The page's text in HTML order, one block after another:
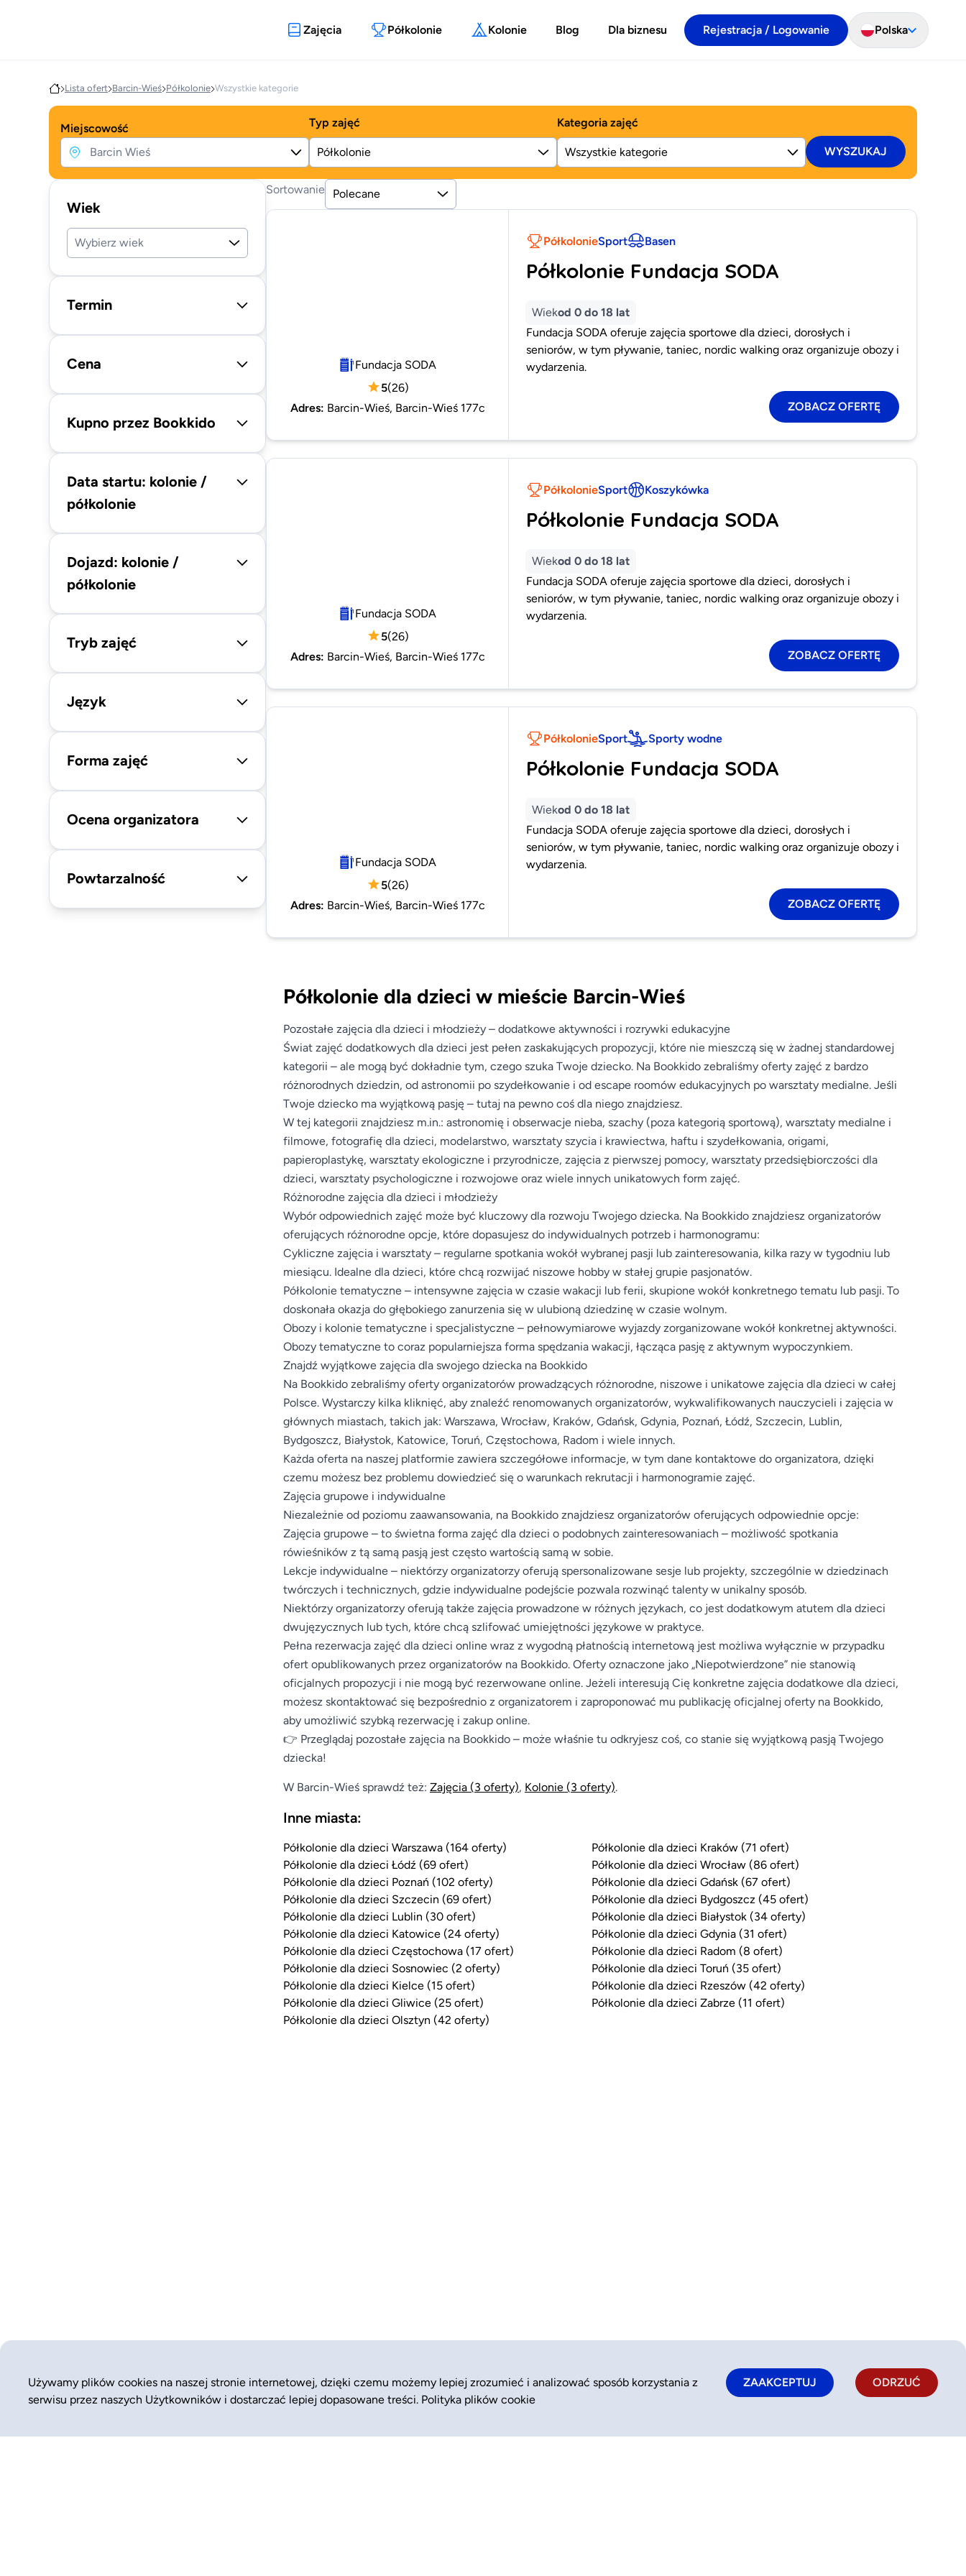
Zajęcia Półkolonie Kolonie Blog Dla biznesu Rejestracja / Logowanie Polska
Lista ofert Barcin-Wieś Półkolonie Wszystkie kategorie
Miejscowość Typ zajęć
Półkolonie
Kategoria zajęć
WYSZUKAJ
Wiek
Wybierz wiek
Termin
Cena
Kupno przez Bookkido
Data startu: kolonie /
półkolonie
Dojazd: kolonie /
półkolonie
Tryb zajęć
Język
Forma zajęć
Ocena organizatora
Powtarzalność
Sortowanie Polecane
Fundacja SODA
5(26)
Adres: Barcin-Wieś, Barcin-Wieś 177c
PółkolonieSport Basen
Półkolonie Fundacja SODA
Wiekod 0 do 18 lat
Fundacja SODA oferuje zajęcia sportowe dla dzieci, dorosłych i
seniorów, w tym pływanie, taniec, nordic walking oraz organizuje obozy i
wydarzenia.
ZOBACZ OFERTĘ
Fundacja SODA
5(26)
Adres: Barcin-Wieś, Barcin-Wieś 177c
PółkolonieSport Koszykówka
Półkolonie Fundacja SODA
Wiekod 0 do 18 lat
Fundacja SODA oferuje zajęcia sportowe dla dzieci, dorosłych i
seniorów, w tym pływanie, taniec, nordic walking oraz organizuje obozy i
wydarzenia.
ZOBACZ OFERTĘ
Fundacja SODA
5(26)
Adres: Barcin-Wieś, Barcin-Wieś 177c
PółkolonieSport Sporty wodne
Półkolonie Fundacja SODA
Wiekod 0 do 18 lat
Fundacja SODA oferuje zajęcia sportowe dla dzieci, dorosłych i
seniorów, w tym pływanie, taniec, nordic walking oraz organizuje obozy i
wydarzenia.
ZOBACZ OFERTĘ
Półkolonie dla dzieci w mieście Barcin-Wieś
Pozostałe zajęcia dla dzieci i młodzieży – dodatkowe aktywności i rozrywki edukacyjne
Świat zajęć dodatkowych dla dzieci jest pełen zaskakujących propozycji, które nie mieszczą się w żadnej standardowej
kategorii – ale mogą być dokładnie tym, czego szuka Twoje dziecko. Na Bookkido zebraliśmy oferty zajęć z bardzo
różnorodnych dziedzin, od astronomii po szydełkowanie i od escape roomów edukacyjnych po warsztaty medialne. Jeśli
Twoje dziecko ma wyjątkową pasję – tutaj na pewno coś dla niego znajdziesz.
W tej kategorii znajdziesz m.in.: astronomię i obserwacje nieba, szachy (poza kategorią sportową), warsztaty medialne i
filmowe, fotografię dla dzieci, modelarstwo, warsztaty szycia i krawiectwa, haftu i szydełkowania, origami,
papieroplastykę, warsztaty ekologiczne i przyrodnicze, zajęcia z pierwszej pomocy, warsztaty przedsiębiorczości dla
dzieci, warsztaty psychologiczne i rozwojowe oraz wiele innych unikatowych form zajęć.
Różnorodne zajęcia dla dzieci i młodzieży
Wybór odpowiednich zajęć może być kluczowy dla rozwoju Twojego dziecka. Na Bookkido znajdziesz organizatorów
oferujących różnorodne opcje, które dopasujesz do indywidualnych potrzeb i harmonogramu:
Cykliczne zajęcia i warsztaty – regularne spotkania wokół wybranej pasji lub zainteresowania, kilka razy w tygodniu lub
miesiącu. Idealne dla dzieci, które chcą rozwijać niszowe hobby w stałej grupie pasjonatów.
Półkolonie tematyczne – intensywne zajęcia w czasie wakacji lub ferii, skupione wokół konkretnego tematu lub pasji. To
doskonała okazja do głębokiego zanurzenia się w ulubioną dziedzinę w czasie wolnym.
Obozy i kolonie tematyczne i specjalistyczne – pełnowymiarowe wyjazdy zorganizowane wokół konkretnej aktywności.
Obozy tematyczne to coraz popularniejsza forma spędzania wakacji, łącząca pasję z aktywnym wypoczynkiem.
Znajdź wyjątkowe zajęcia dla swojego dziecka na Bookkido
Na Bookkido zebraliśmy oferty organizatorów prowadzących różnorodne, niszowe i unikatowe zajęcia dla dzieci w całej
Polsce. Wystarczy kilka kliknięć, aby znaleźć renomowanych organizatorów, wykwalifikowanych nauczycieli i zajęcia w
głównych miastach, takich jak: Warszawa, Wrocław, Kraków, Gdańsk, Gdynia, Poznań, Łódź, Szczecin, Lublin,
Bydgoszcz, Białystok, Katowice, Toruń, Częstochowa, Radom i wiele innych.
Każda oferta na naszej platformie zawiera szczegółowe informacje, w tym dane kontaktowe do organizatora, dzięki
czemu możesz bez problemu dowiedzieć się o warunkach rekrutacji i harmonogramie zajęć.
Zajęcia grupowe i indywidualne
Niezależnie od poziomu zaawansowania, na Bookkido znajdziesz organizatorów oferujących odpowiednie opcje:
Zajęcia grupowe – to świetna forma zajęć dla dzieci o podobnych zainteresowaniach – możliwość spotkania
rówieśników z tą samą pasją jest często wartością samą w sobie.
Lekcje indywidualne – niektórzy organizatorzy oferują spersonalizowane sesje lub projekty, szczególnie w dziedzinach
twórczych i technicznych, gdzie indywidualne podejście pozwala rozwinąć talenty w unikalny sposób.
Niektórzy organizatorzy oferują także zajęcia prowadzone w różnych językach, co jest dodatkowym atutem dla dzieci
dwujęzycznych lub tych, które chcą szlifować umiejętności językowe w praktyce.
Pełna rezerwacja zajęć dla dzieci online wraz z wygodną płatnością internetową jest możliwa wyłącznie w przypadku
ofert opublikowanych przez organizatorów na Bookkido. Oferty oznaczone jako „Niepotwierdzone” nie stanowią
oficjalnych propozycji i nie mogą być rezerwowane online. Jeżeli interesują Cię konkretne zajęcia dodatkowe dla dzieci,
możesz skontaktować się bezpośrednio z organizatorem i zaproponować mu publikację oficjalnej oferty na Bookkido,
aby umożliwić szybką rezerwację i zakup online.
👉 Przeglądaj pozostałe zajęcia na Bookkido – może właśnie tu odkryjesz coś, co stanie się wyjątkową pasją Twojego
dziecka!
W Barcin-Wieś sprawdź też: Zajęcia (3 oferty), Kolonie (3 oferty).
Inne miasta:
Półkolonie dla dzieci Warszawa (164 oferty)
Półkolonie dla dzieci Kraków (71 ofert)
Półkolonie dla dzieci Łódź (69 ofert)
Półkolonie dla dzieci Wrocław (86 ofert)
Półkolonie dla dzieci Poznań (102 oferty)
Półkolonie dla dzieci Gdańsk (67 ofert)
Półkolonie dla dzieci Szczecin (69 ofert)
Półkolonie dla dzieci Bydgoszcz (45 ofert)
Półkolonie dla dzieci Lublin (30 ofert)
Półkolonie dla dzieci Białystok (34 oferty)
Półkolonie dla dzieci Katowice (24 oferty)
Półkolonie dla dzieci Gdynia (31 ofert)
Półkolonie dla dzieci Częstochowa (17 ofert)
Półkolonie dla dzieci Radom (8 ofert)
Półkolonie dla dzieci Sosnowiec (2 oferty)
Półkolonie dla dzieci Toruń (35 ofert)
Półkolonie dla dzieci Kielce (15 ofert)
Półkolonie dla dzieci Rzeszów (42 oferty)
Półkolonie dla dzieci Gliwice (25 ofert)
Półkolonie dla dzieci Zabrze (11 ofert)
Półkolonie dla dzieci Olsztyn (42 oferty)
Używamy plików cookies na naszej stronie internetowej, dzięki czemu możemy lepiej zrozumieć i analizować sposób korzystania z
serwisu przez naszych Użytkowników i dostarczać lepiej dopasowane treści. Polityka plików cookie
ZAAKCEPTUJ ODRZUĆ